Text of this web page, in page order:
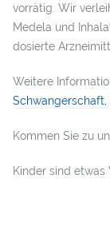
vorrätig. Wir
Medela und
dosierte
Weitere
Kommen Sie zu
Kinder sind etwas